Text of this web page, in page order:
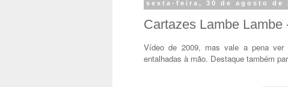
sexta-feira, 30 de agosto de
Cartazes Lambe Lambe
Vídeo de 2009, mas vale a pena ver
entalhadas à mão. Destaque também